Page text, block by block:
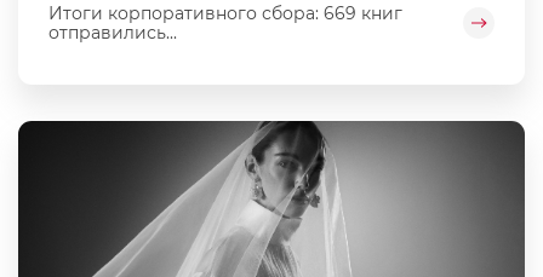
Итоги корпоративного сбора: 669 книг
отправились...